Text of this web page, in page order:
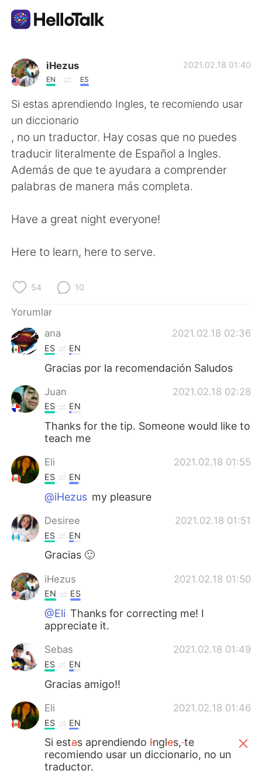
Dil Değişimi Uygulaması
AI Grammar Checker
Türkçe
English 简体中文
ไทย
Italiano
Português
iHezus
EN ES
2021.02.18 01:40
Si estas aprendiendo Ingles, te recomiendo usar
un diccionario
, no un traductor. Hay cosas que no puedes
traducir literalmente de Español a Ingles.
Además de que te ayudara a comprender
palabras de manera más completa.
Have a great night everyone!
Here to learn, here to serve.
54 10
Yorumlar
ana
2021.02.18 02:36
ES EN
Gracias por la recomendación Saludos
Juan 2021.02.18 02:28
ES EN
Thanks for the tip. Someone would like to
teach me
Eli 2021.02.18 01:55
ES EN
@iHezus my pleasure
Desiree 2021.02.18 01:51
ES EN
Gracias 🙂
iHezus 2021.02.18 01:50
EN ES
@Eli Thanks for correcting me! I
appreciate it.
Sebas 2021.02.18 01:49
ES EN
Gracias amigo!!
Eli 2021.02.18 01:46
ES EN
Si estas aprendiendoIngles, te
recomiendo usar un diccionario, no un
traductor.